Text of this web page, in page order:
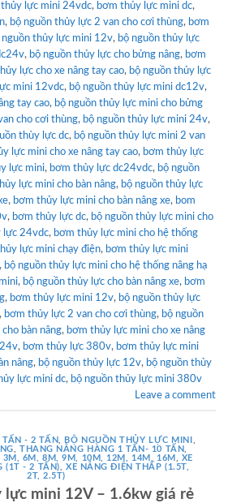
thủy lực mini 24vdc, bơm thủy lực mini dc,
, bộ nguồn thủy lực 2 van cho cơi thùng, bơm
nguồn thủy lực mini 12v, bộ nguồn thủy lực
, bộ nguồn thủy lực cho bửng nâng, bơm
lực cho xe nâng tay cao, bộ nguồn thủy lực
mini 12vdc, bộ nguồn thủy lực mini dc12v,
tay cao, bộ nguồn thủy lực mini cho bửng
cho cơi thùng, bộ nguồn thủy lực mini 24v,
thùy lực dc, bộ nguồn thủy lực mini 2 van
lực mini cho xe nâng tay cao, bơm thủy lực
lực mini, bơm thủy lực dc24vdc, bộ nguồn
lực mini cho bàn nâng, bộ nguồn thủy lực
, bơm thủy lực mini cho bàn nâng xe, bom
, bơm thủy lực dc, bộ nguồn thủy lực mini cho
lực 24vdc, bơm thủy lực mini cho hệ thống
lực mini chạy điện, bơm thủy lực mini
, bộ nguồn thủy lực mini cho hệ thống nâng hạ
, bộ nguồn thủy lực cho bàn nâng xe, bơm
, bơm thủy lực mini 12v, bộ nguồn thủy lực
, bơm thủy lực 2 van cho cơi thùng, bộ nguồn
bàn nâng, bơm thủy lực mini cho xe nâng
, bơm thủy lực 380v, bơm thủy lực mini
nâng, bộ nguồn thủy lực 12v, bộ nguồn thủy
lực mini dc, bộ nguồn thủy lực mini 380v
Leave a comment
TẤN - 2 TẤN BỘ NGUỒN THỦY LỰC MINI
THANG NÂNG HÀNG 1 TẤN- 10 TẤN
3M, 6M, 8M, 9M, 10M, 12M, 14M, 16M
XE
(1T - 2 TẤN)
XE NÂNG ĐIỆN THẤP (1.5T,
2T, 2.5T)
lực mini 12V – 1.6kw giá rẻ